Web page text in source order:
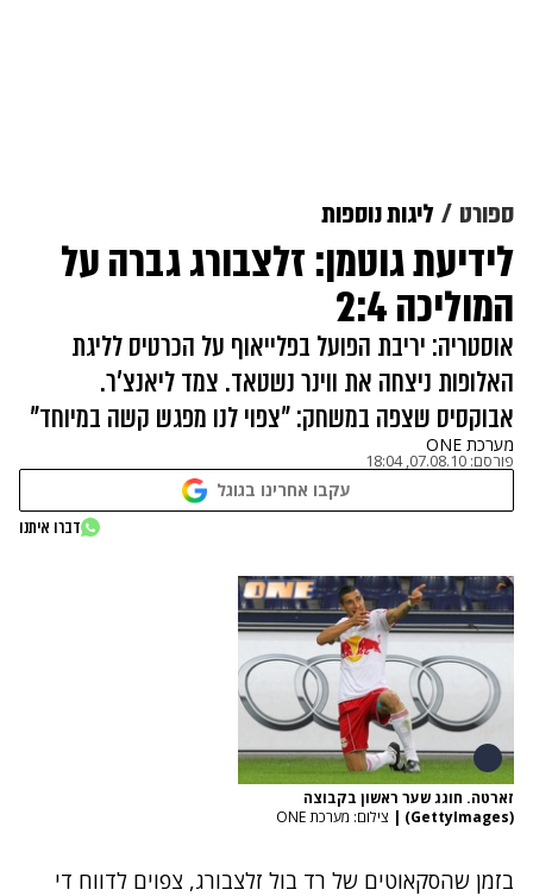
ספורט ליגות נוספות
לידיעת גוטמן: זלצבורג גברה על
המוליכה 2:4
אוסטריה: יריבת הפועל בפלייאוף על הכרטיס לליגת
האלופות ניצחה את ווינר נשטאד. צמד ליאנצ'ר.
אבוקסיס שצפה במשחק: "צפוי לנו מפגש קשה במיוחד"
מערכת ONE
פורסם: 07.08.10, 18:04
עקבו אחרינו בגוגל
דברו איתנו
זארטה. חוגג שער ראשון בקבוצה
(GettyImages)
| צילום: מערכת ONE
בזמן שהסקאוטים של רד בול זלצבורג, צפוים לדווח די